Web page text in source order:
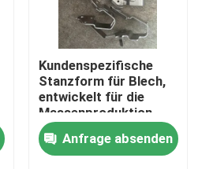
Kundenspezifische
Stanzform für Blech,
entwickelt für die
Massenproduktion
und bietet langlebige
Leistung in der
Metallbearbeitung
Anfrage absenden